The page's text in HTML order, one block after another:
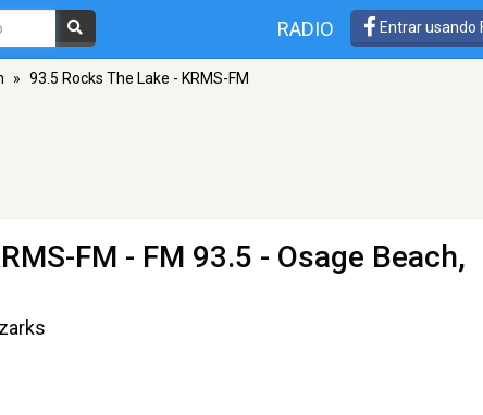
RADIO Entrar usando
» 93.5 Rocks The Lake - KRMS-FM
FM - FM 93.5 - Osage Beach,